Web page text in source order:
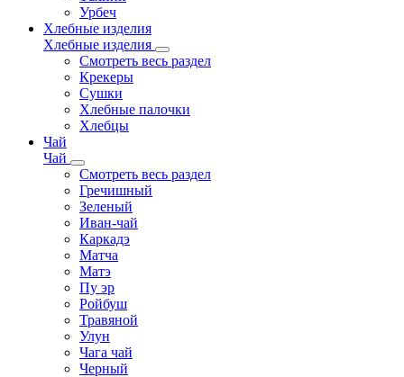
Урбеч
Хлебные изделия
Хлебные изделия
Смотреть весь раздел
Крекеры
Сушки
Хлебные палочки
Хлебцы
Чай
Чай
Смотреть весь раздел
Гречишный
Зеленый
Иван-чай
Каркадэ
Матча
Матэ
Пу эр
Ройбуш
Травяной
Улун
Чага чай
Черный